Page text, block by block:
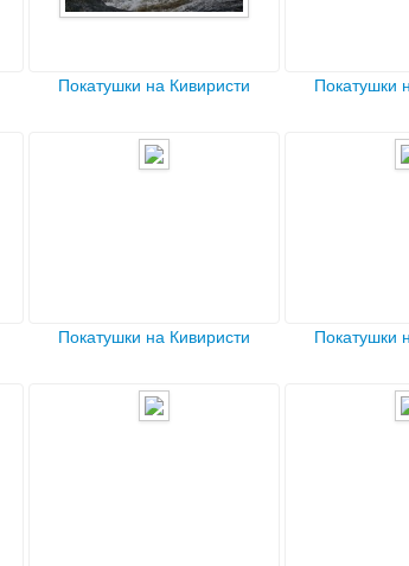
Покатушки на Кивиристи Покатушки
Покатушки на Кивиристи Покатушки